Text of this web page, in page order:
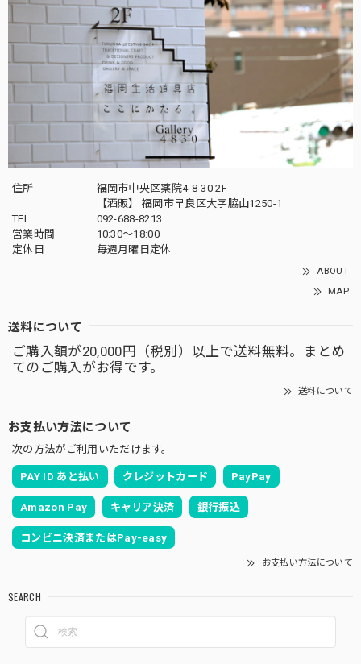
住所
福岡市中央区薬院4-8-30 2F
【酒販】 福岡市早良区大字脇山1250-1
TEL
092-688-8213
営業時間
10:30～18:00
定休日
毎週月曜日定休
ABOUT
MAP
送料について
ご購入額が20,000円（税別）以上で送料無料。まとめ
てのご購入がお得です。
送料について
お支払い方法について
次の方法がご利用いただけます。
PAY ID あと払い クレジットカード PayPay
Amazon Pay キャリア決済 銀行振込
コンビニ決済またはPay-easy
お支払い方法について
SEARCH